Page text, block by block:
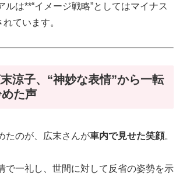
ルは**“イメージ戦略”としてはマイナス
ています。
涼子、“神妙な表情”から一転
た声
たのが、広末さんが車内で見せた笑顔。
で一礼し、世間に対して反省の姿勢を示